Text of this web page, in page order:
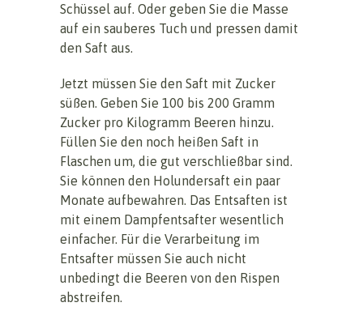
Schüssel auf. Oder geben Sie die Masse
auf ein sauberes Tuch und pressen damit
den Saft aus.
Jetzt müssen Sie den Saft mit Zucker
süßen. Geben Sie 100 bis 200 Gramm
Zucker pro Kilogramm Beeren hinzu.
Füllen Sie den noch heißen Saft in
Flaschen um, die gut verschließbar sind.
Sie können den Holundersaft ein paar
Monate aufbewahren. Das Entsaften ist
mit einem Dampfentsafter wesentlich
einfacher. Für die Verarbeitung im
Entsafter müssen Sie auch nicht
unbedingt die Beeren von den Rispen
abstreifen.